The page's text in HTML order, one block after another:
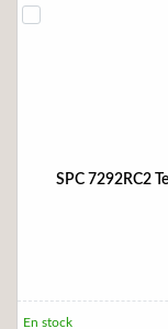
SPC 7292RC2
En stock